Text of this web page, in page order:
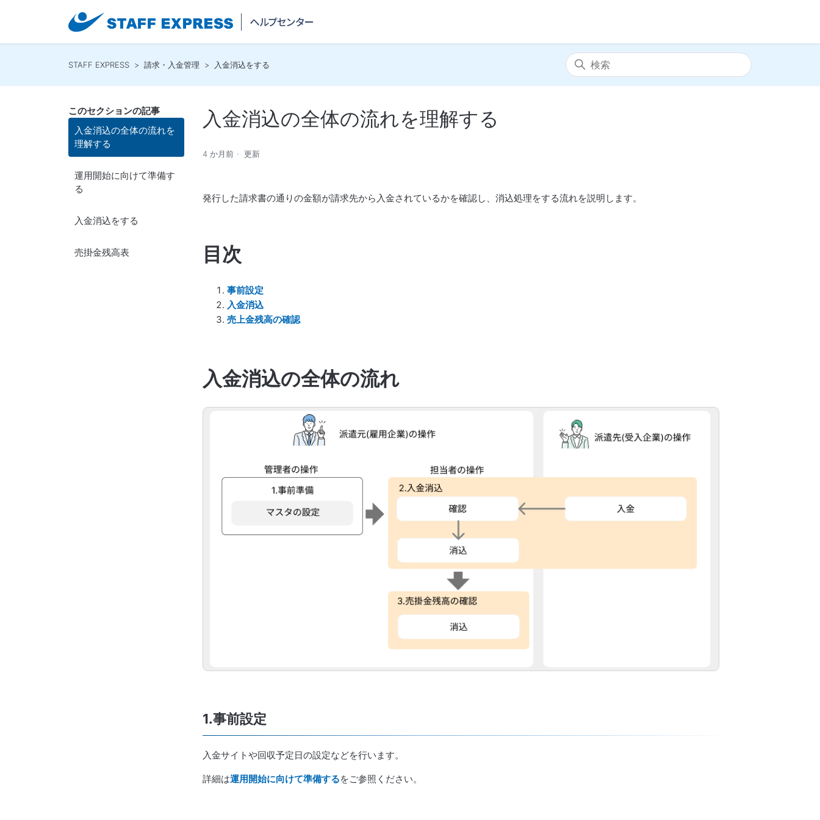
STAFF EXPRESS 請求・入金管理 入金消込をする
このセクションの記事
入金消込の全体の流れを
理解する
運用開始に向けて準備す
る
入金消込をする
売掛金残高表
入金消込の全体の流れを理解する
4 か月前 更新
発行した請求書の通りの金額が請求先から入金されているかを確認し、消込処理をする流れを説明します。
目次
事前設定
入金消込
売上金残高の確認
入金消込の全体の流れ
1.事前設定
入金サイトや回収予定日の設定などを行います。
詳細は運用開始に向けて準備するをご参照ください。